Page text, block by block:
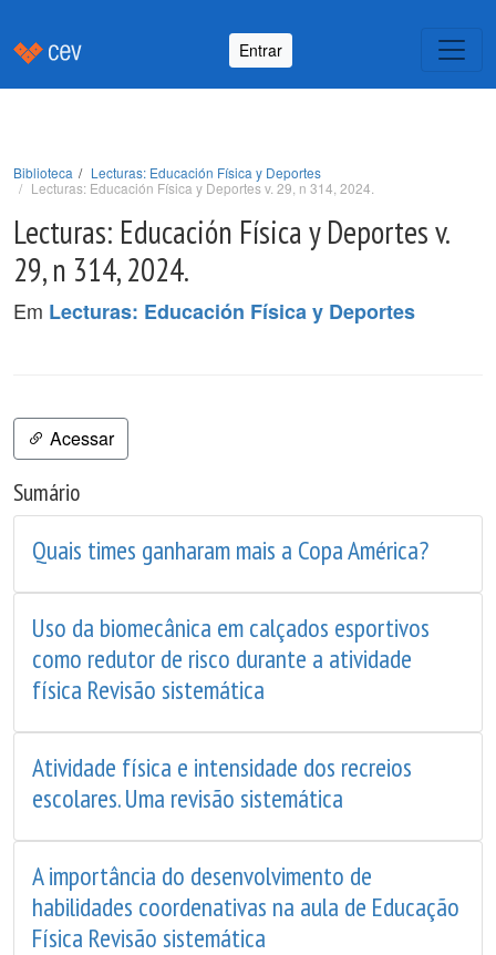
Entrar
Biblioteca
Lecturas: Educación Física y Deportes
Lecturas: Educación Física y Deportes v. 29, n 314, 2024.
Lecturas: Educación Física y Deportes v.
29, n 314, 2024.
Em Lecturas: Educación Física y Deportes
Acessar
Sumário
Quais times ganharam mais a Copa América?
Uso da biomecânica em calçados esportivos
como redutor de risco durante a atividade
física Revisão sistemática
Atividade física e intensidade dos recreios
escolares. Uma revisão sistemática
A importância do desenvolvimento de
habilidades coordenativas na aula de Educação
Física Revisão sistemática